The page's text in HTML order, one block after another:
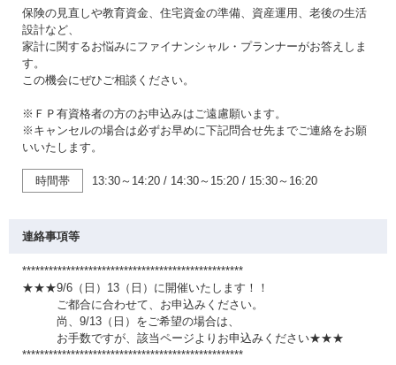
保険の見直しや教育資金、住宅資金の準備、資産運用、老後の生活
設計など、
家計に関するお悩みにファイナンシャル・プランナーがお答えしま
す。
この機会にぜひご相談ください。
※ＦＰ有資格者の方のお申込みはご遠慮願います。
※キャンセルの場合は必ずお早めに下記問合せ先までご連絡をお願
いいたします。
時間帯 13:30～14:20 / 14:30～15:20 / 15:30～16:20
連絡事項等
**************************************************
★★★9/6（日）13（日）に開催いたします！！
ご都合に合わせて、お申込みください。
尚、9/13（日）をご希望の場合は、
お手数ですが、該当ページよりお申込みください★★★
**************************************************